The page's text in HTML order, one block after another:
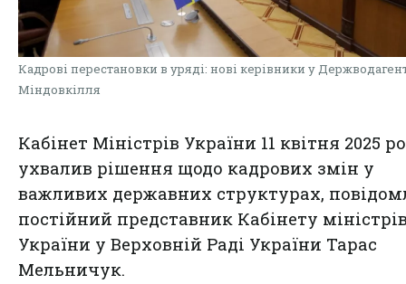
Кадрові перестановки в уряді: нові керівники у
Міндовкілля
Кабінет Міністрів України 11 квітня 2025
ухвалив рішення щодо кадрових змін у
важливих державних структурах,
постійний представник Кабінету
України у Верховній Раді України Тарас
Мельничук.